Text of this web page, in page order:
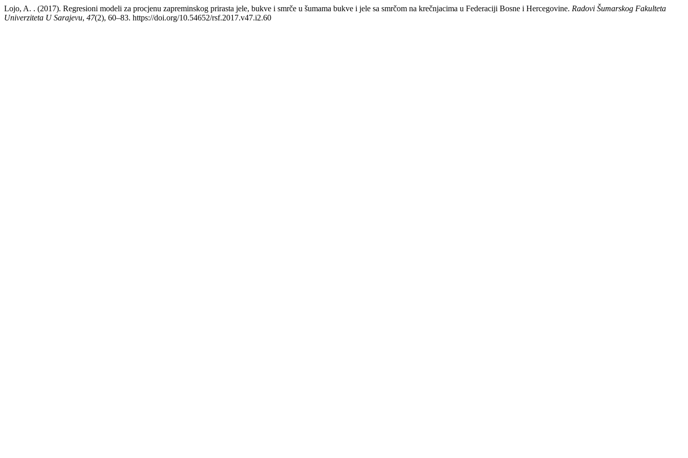
Lojo, A. . (2017). Regresioni modeli za procjenu zapreminskog prirasta jele, bukve i smrče u šumama bukve i jele sa smrčom na krečnjacima u Federaciji Bosne i Hercegovine. Radovi Šumarskog Fakulteta
Univerziteta U Sarajevu, 47(2), 60–83. https://doi.org/10.54652/rsf.2017.v47.i2.60